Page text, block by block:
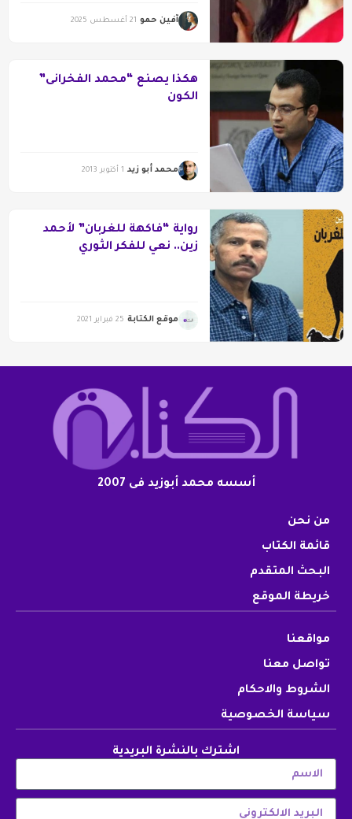
آفين حمو 21 أغسطس 2025
هكذا يصنع “محمد الفخرانى”
الكون
محمد أبو زيد 1 أكتوبر 2013
رواية “فاكهة للغربان” لأحمد
زين.. نعي للفكر الثوري
موقع الكتابة 25 فبراير 2021
أسسه محمد أبوزيد فى 2007
من نحن
قائمة الكتاب
البحث المتقدم
خريطة الموقع
مواقعنا
تواصل معنا
الشروط والاحكام
سياسة الخصوصية
اشترك بالنشرة البريدية